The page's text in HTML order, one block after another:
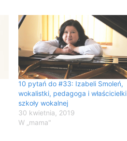
10 pytań do #33: Izabeli Smoleń,
wokalistki, pedagoga i właścicielki
szkoły wokalnej
30 kwietnia, 2019
W „mama"